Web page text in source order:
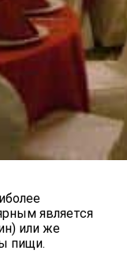
является
или же
пищи.